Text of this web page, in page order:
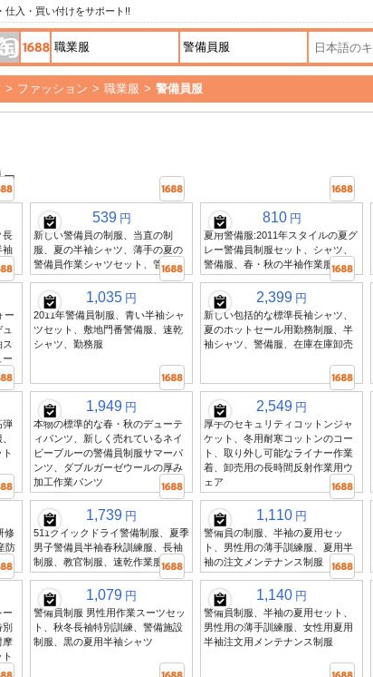
仕入・買い付けをサポート!!
> ファッション > 職業服 > 警備員服
円
長
袖
539 円
新しい警備員の制服、当直の制
服、夏の半袖シャツ、薄手の夏の
警備員作業シャツセット、管理人
810 円
夏用警備服:2011年スタイルの夏グ
レー警備員制服セット、シャツ、
警備服、春・秋の半袖作業服
ー
ー
1,035 円
2011年警備員制服、青い半袖シャ
ツセット、敷地門番警備服、速乾
シャツ、勤務服
2,399 円
新しい包括的な標準長袖シャツ、
夏のホットセール用勤務制服、半
袖シャツ、警備服、在庫在庫卸売
弾
1,949 円
本物の標準的な春・秋のデューテ
ィパンツ、新しく売れているネイ
ビーブルーの警備員制服サマーパ
ンツ、ダブルガーゼウールの厚み
加工作業パンツ
2,549 円
厚手のセキュリティコットンジャ
ケット、冬用耐寒コットンのコー
ト、取り外し可能なライナー作業
着、卸売用の長時間反射作業用ウ
ェア
修
防
1,739 円
511クイックドライ警備制服、夏季
男子警備員半袖春秋訓練服、長袖
制服、教官制服、速乾作業服
1,110 円
警備員の制服、半袖の夏用セッ
ト、男性用の薄手訓練服、夏用半
袖の注文メンテナンス制服
ー
別
摩
1,079 円
警備員制服 男性用作業スーツセッ
ト、秋冬長袖特別訓練、警備施設
制服、黒の夏用半袖シャツ
1,140 円
警備員制服、半袖の夏用セット、
男性用の薄手訓練服、女性用夏用
半袖注文用メンテナンス制服